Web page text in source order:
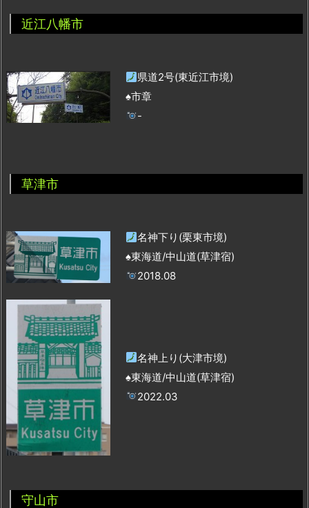
近江八幡市
県道2号(東近江市境)
♠市章
-
草津市
名神下り(栗東市境)
♠東海道/中山道(草津宿)
2018.08
名神上り(大津市境)
♠東海道/中山道(草津宿)
2022.03
守山市